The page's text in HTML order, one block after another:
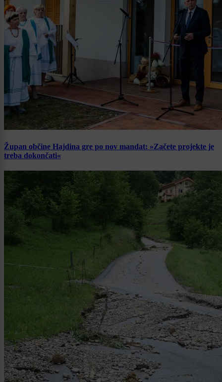
Župan občine Hajdina gre po nov mandat: »Začete projekte je
treba dokončati«